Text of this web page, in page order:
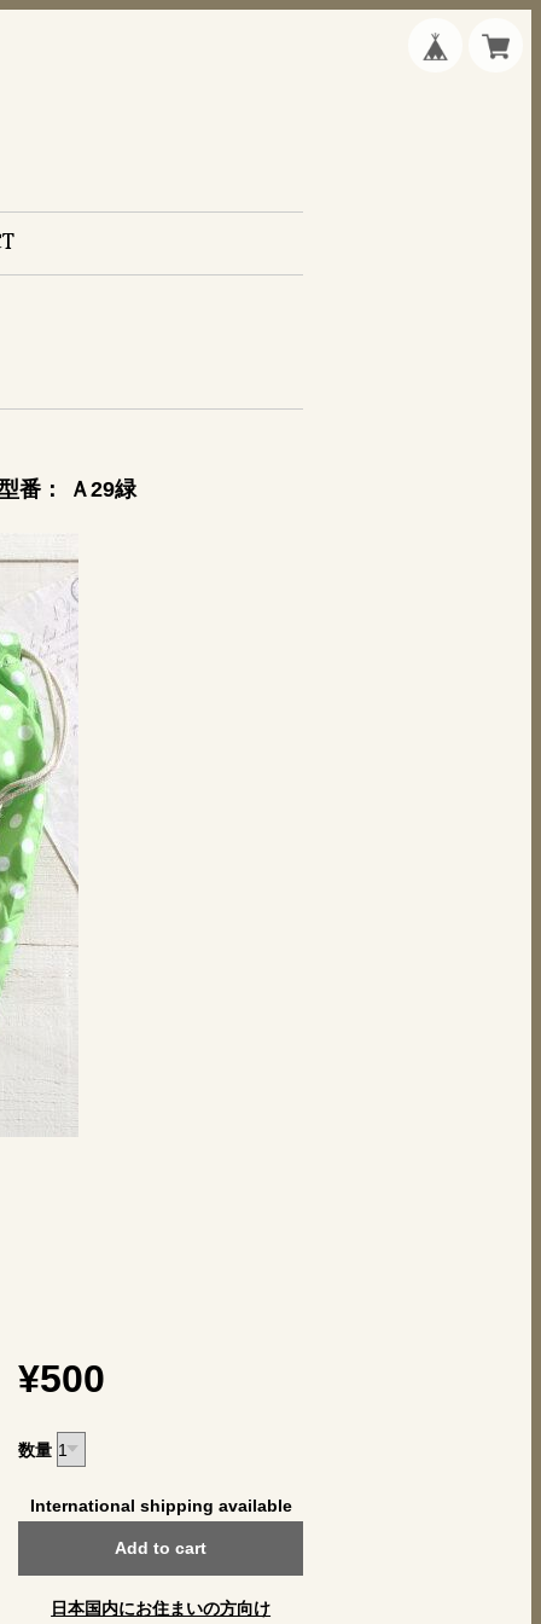
番： Ａ29緑
¥500
数量
International shipping available
Add to cart
日本国内にお住まいの方向け